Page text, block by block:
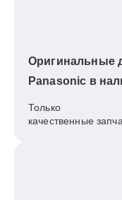
Оригинальные
Panasonic в
Только
качественные